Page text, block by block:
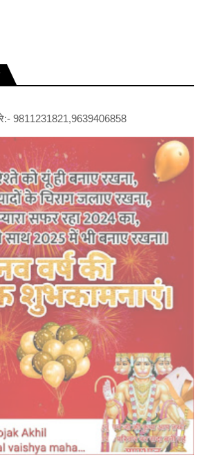
9811231821,9639406858